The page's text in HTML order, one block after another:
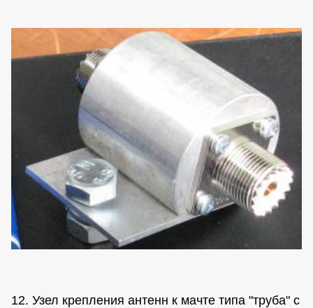
12. Узел крепления антенн к мачте типа "труба" с